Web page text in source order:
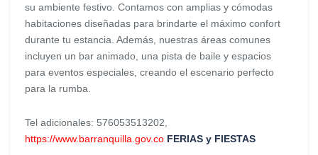
su ambiente festivo. Contamos con amplias y cómodas
habitaciones diseñadas para brindarte el máximo confort
durante tu estancia. Además, nuestras áreas comunes
incluyen un bar animado, una pista de baile y espacios
para eventos especiales, creando el escenario perfecto
para la rumba.
Tel adicionales: 576053513202,
https://www.barranquilla.gov.co FERIAS y FIESTAS